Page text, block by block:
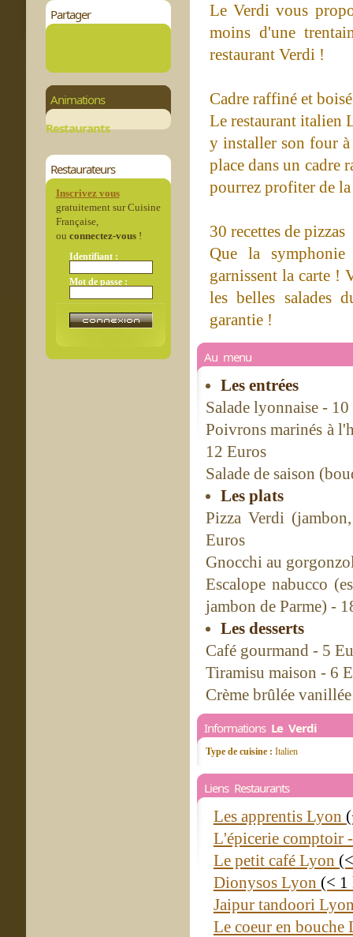
Partager
Animations
Restaurants
Restaurateurs
Inscrivez vous
gratuitement sur Cuisine
Française,
ou connectez-vous!
Identifiant :
Mot de passe :
Le Verdi vous
moins d'une
restaurant Verdi !
Cadre raffiné et boisé
Le restaurant italien
y installer son four à
place dans un cadre
pourrez profiter de la
30 recettes de pizzas
Que la symphonie
garnissent la carte !
les belles salades
garantie !
Au menu
Les entrées
Salade lyonnaise -
Poivrons marinés à
12 Euros
Salade de saison
Les plats
Pizza Verdi
Euros
Gnocchi au
Escalope nabucco
jambon de Parme) -
Les desserts
Café gourmand - 5
Tiramisu maison - 6
Crème brûlée
Informations Le Verdi
Type de cuisine : Italien
Liens Restaurants
Les apprentis Lyon
L'épicerie comptoir
Le petit café Lyon
Dionysos Lyon (< 1
Jaipur tandoori
Le coeur en